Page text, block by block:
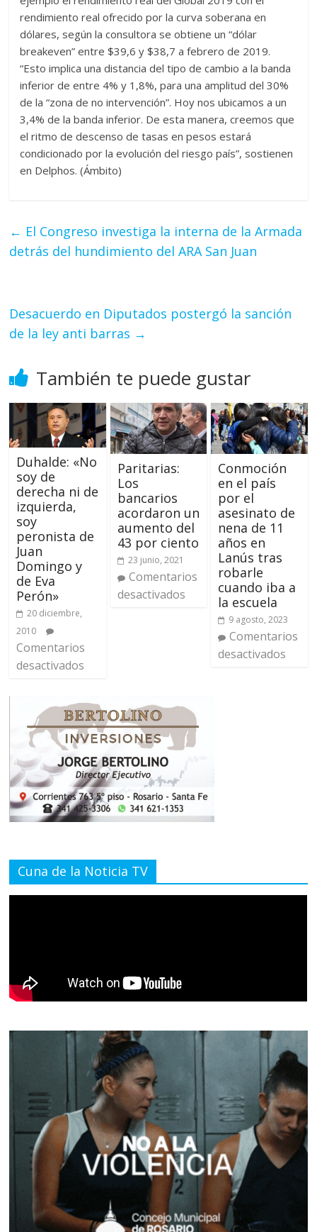
rendimiento real ofrecido por la curva soberana en
dólares, según la consultora se obtiene un “dólar
breakeven” entre $39,6 y $38,7 a febrero de 2019.
“Esto implica una distancia del tipo de cambio a la banda
inferior de entre 4% y 1,8%, para una amplitud del 30%
de la “zona de no intervención”. Hoy nos ubicamos a un
3,4% de la banda inferior. De esta manera, creemos que
el ritmo de descenso de tasas en pesos estará
condicionado por la evolución del riesgo país”, sostienen
en Delphos. (Ámbito)
← El Congreso investiga la interna de la Armada
detrás del hundimiento del ARA San Juan
Desacuerdo en Diputados postergó la sanción
de la ley anti barras →
También te puede gustar
Duhalde: «No
soy de
derecha ni de
izquierda,
soy
peronista de
Juan
Domingo y
de Eva
Perón»
20 diciembre,
2010
Comentarios
desactivados
Paritarias:
Los
bancarios
acordaron un
aumento del
43 por ciento
23 junio, 2021
Comentarios
desactivados
Conmoción
en el país
por el
asesinato de
nena de 11
años en
Lanús tras
robarle
cuando iba a
la escuela
9 agosto, 2023
Comentarios
desactivados
Cuna de la Noticia TV